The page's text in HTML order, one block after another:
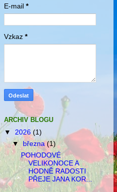
E-mail *
Vzkaz *
ARCHIV BLOGU
▼ 2026 (1)
▼března(1)
POHODOVÉ
VELIKONOCE A
HODNĚ RADOSTI
PŘEJE JANA KOR...